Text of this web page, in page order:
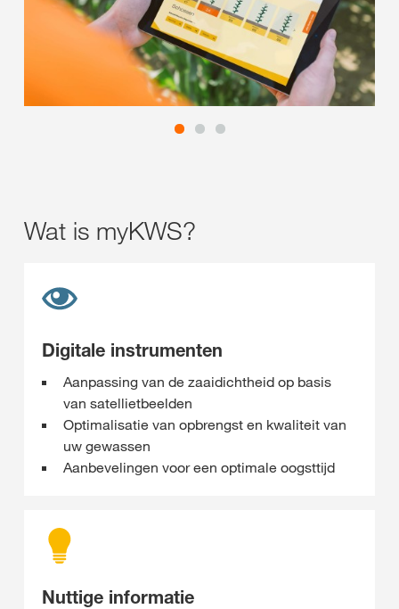
Wat is myKWS?
Digitale instrumenten
Aanpassing van de zaaidichtheid op basis
van satellietbeelden
Optimalisatie van opbrengst en kwaliteit van
uw gewassen
Aanbevelingen voor een optimale oogsttijd
Nuttige informatie